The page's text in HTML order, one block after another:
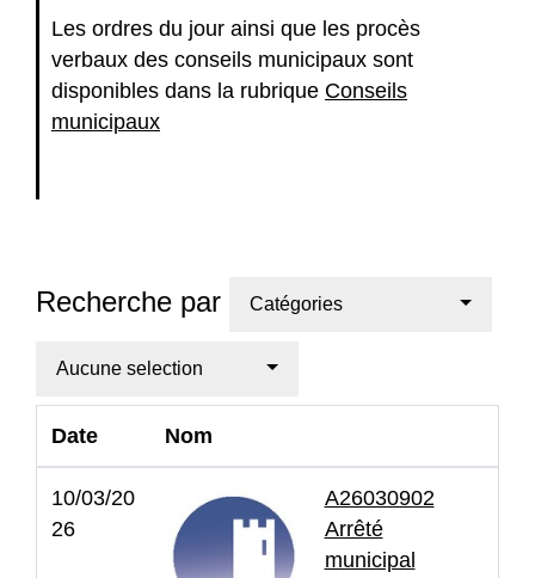
Les ordres du jour ainsi que les procès
verbaux des conseils municipaux sont
disponibles dans la rubrique Conseils
municipaux
Recherche par Catégories
Aucune selection
Date Nom
10/03/20
26
A26030902
Arrêté
municipal